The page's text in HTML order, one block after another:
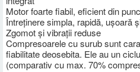
Motor foarte fiabil, eficient din
Întreținere simpla, rapidă, ușoară
Zgomot și vibrații reduse
Compresoarele cu surub sunt
fiabilitate deosebita. Ele au un
(comparativ cu max. 70%